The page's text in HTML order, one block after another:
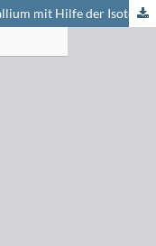
Die Analyse von Calciumspuren im Gallium mit Hilfe der Isotopenverdünnungsmethoden